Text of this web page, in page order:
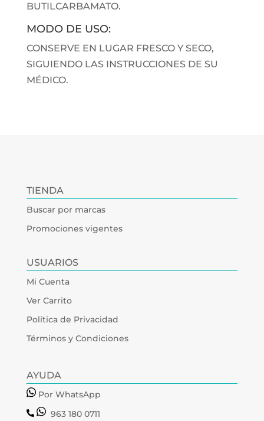
BUTILCARBAMATO.
MODO DE USO:
CONSERVE EN LUGAR FRESCO Y SECO,
SIGUIENDO LAS INSTRUCCIONES DE SU
MÉDICO.
TIENDA
Buscar por marcas
Promociones vigentes
USUARIOS
Mi Cuenta
Ver Carrito
Política de Privacidad
Términos y Condiciones
AYUDA
Por WhatsApp
963 180 0711